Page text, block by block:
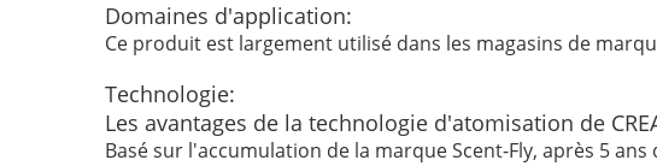
Domaines d'application:
Ce produit est largement utilisé dans les magasins de
Technologie:
Les avantages de la technologie d'atomisation de
Basé sur l'accumulation de la marque Scent-Fly, après 5